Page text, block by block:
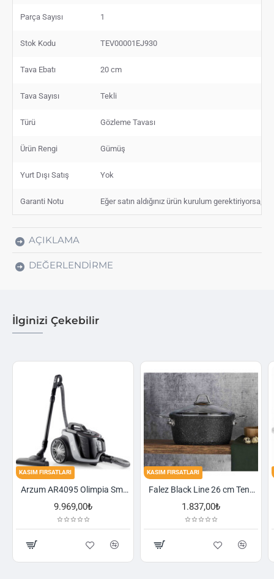
Parça Sayısı 1
Stok Kodu TEV00001EJ930
Tava Ebatı 20 cm
Tava Sayısı Tekli
Türü Gözleme Tavası
Ürün Rengi Gümüş
Yurt Dışı Satış Yok
Garanti Notu Eğer satın aldığınız ürün kurulum gerektiriyorsa,
AÇIKLAMA
DEĞERLENDIRME
İlginizi Çekebilir
KASIM FIRSATLARI
Arzum AR4095 Olimpia Smart Cyclone Filtreli Süpürge - Füme
9.969,00₺
KASIM FIRSATLARI
Falez Black Line 26 cm Tencere
1.837,00₺